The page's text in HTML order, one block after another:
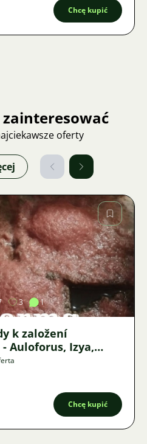
Chcę kupić
zainteresować
oferty
Zdjęcie
3 1
k založení
Auloforus, Izya,
Chcę kupić